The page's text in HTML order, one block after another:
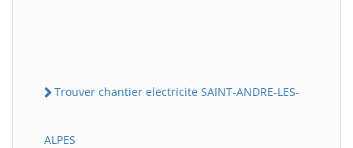
Trouver chantier electricite SAINT-ANDRE-LES-
ALPES